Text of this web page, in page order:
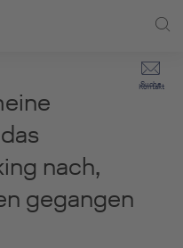
drücken)
drücken)
Kontakt
Suche
nach,
gegangen